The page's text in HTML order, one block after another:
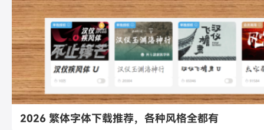
2026 繁体字体下载推荐，各种风格全都有